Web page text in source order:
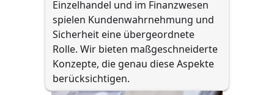
Einzelhandel und im Finanzwesen
spielen Kundenwahrnehmung und
Sicherheit eine übergeordnete
Rolle. Wir bieten maßgeschneiderte
Konzepte, die genau diese Aspekte
berücksichtigen.